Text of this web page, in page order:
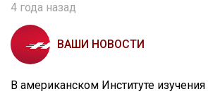
4 года назад
ВАШИ НОВОСТИ
В американском Институте